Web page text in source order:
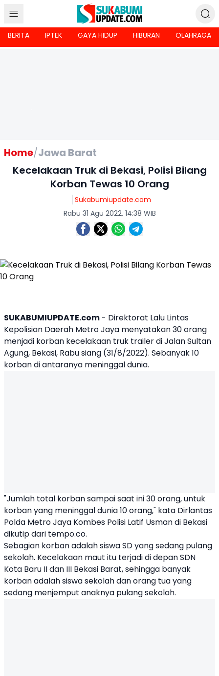
BERITA IPTEK GAYA HIDUP HIBURAN OLAHRAGA
Home/Jawa Barat
Kecelakaan Truk di Bekasi, Polisi Bilang
Korban Tewas 10 Orang
Sukabumiupdate.com
Rabu 31 Agu 2022, 14:38 WIB
SUKABUMIUPDATE.com - Direktorat Lalu Lintas
Kepolisian Daerah Metro Jaya menyatakan 30 orang
menjadi korban kecelakaan truk trailer di Jalan Sultan
Agung, Bekasi, Rabu siang (31/8/2022). Sebanyak 10
korban di antaranya meninggal dunia.
"Jumlah total korban sampai saat ini 30 orang, untuk
korban yang meninggal dunia 10 orang," kata Dirlantas
Polda Metro Jaya Kombes Polisi Latif Usman di Bekasi
dikutip dari tempo.co.
Sebagian korban adalah siswa SD yang sedang pulang
sekolah. Kecelakaan maut itu terjadi di depan SDN
Kota Baru II dan III Bekasi Barat, sehingga banyak
korban adalah siswa sekolah dan orang tua yang
sedang menjemput anaknya pulang sekolah.